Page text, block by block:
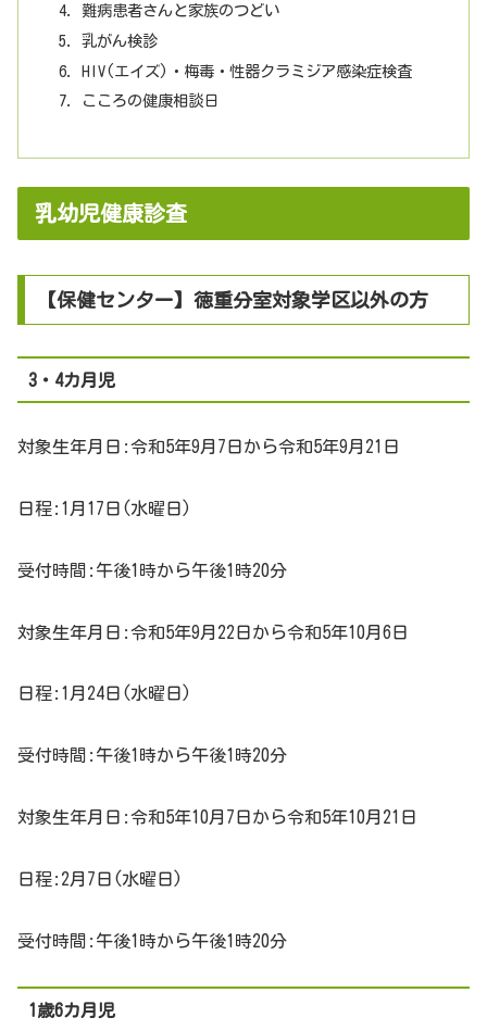
難病患者さんと家族のつどい
乳がん検診
HIV(エイズ)・梅毒・性器クラミジア感染症検査
こころの健康相談日
乳幼児健康診査
【保健センター】徳重分室対象学区以外の方
3・4カ月児
対象生年月日:令和5年9月7日から令和5年9月21日
日程:1月17日(水曜日)
受付時間:午後1時から午後1時20分
対象生年月日:令和5年9月22日から令和5年10月6日
日程:1月24日(水曜日)
受付時間:午後1時から午後1時20分
対象生年月日:令和5年10月7日から令和5年10月21日
日程:2月7日(水曜日)
受付時間:午後1時から午後1時20分
1歳6カ月児